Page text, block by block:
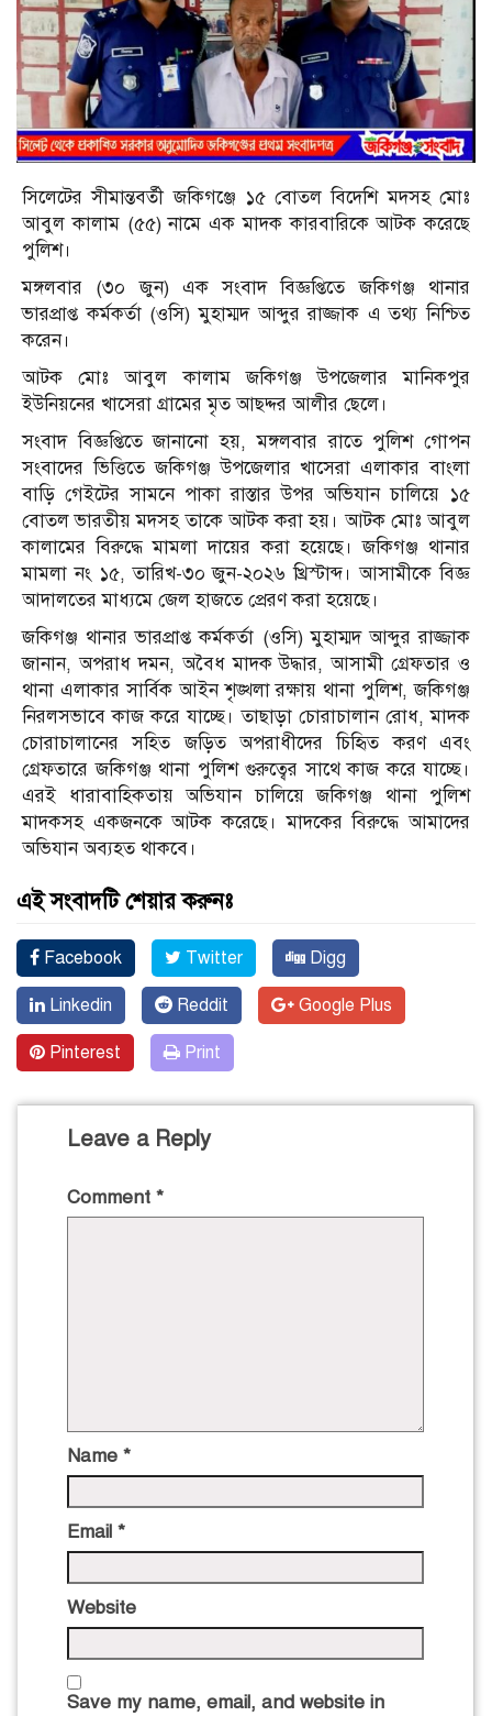
সিলেটের সীমান্তবর্তী জকিগঞ্জে ১৫ বোতল বিদেশি মদসহ মোঃ
আবুল কালাম (৫৫) নামে এক মাদক কারবারিকে আটক করেছে
পুলিশ।
মঙ্গলবার (৩০ জুন) এক সংবাদ বিজ্ঞপ্তিতে জকিগঞ্জ থানার
ভারপ্রাপ্ত কর্মকর্তা (ওসি) মুহাম্মদ আব্দুর রাজ্জাক এ তথ্য নিশ্চিত
করেন।
আটক মোঃ আবুল কালাম জকিগঞ্জ উপজেলার মানিকপুর
ইউনিয়নের খাসেরা গ্রামের মৃত আছদ্দর আলীর ছেলে।
সংবাদ বিজ্ঞপ্তিতে জানানো হয়, মঙ্গলবার রাতে পুলিশ গোপন
সংবাদের ভিত্তিতে জকিগঞ্জ উপজেলার খাসেরা এলাকার বাংলা
বাড়ি গেইটের সামনে পাকা রাস্তার উপর অভিযান চালিয়ে ১৫
বোতল ভারতীয় মদসহ তাকে আটক করা হয়। আটক মোঃ আবুল
কালামের বিরুদ্ধে মামলা দায়ের করা হয়েছে। জকিগঞ্জ থানার
মামলা নং ১৫, তারিখ-৩০ জুন-২০২৬ খ্রিস্টাব্দ। আসামীকে বিজ্ঞ
আদালতের মাধ্যমে জেল হাজতে প্রেরণ করা হয়েছে।
জকিগঞ্জ থানার ভারপ্রাপ্ত কর্মকর্তা (ওসি) মুহাম্মদ আব্দুর রাজ্জাক
জানান, অপরাধ দমন, অবৈধ মাদক উদ্ধার, আসামী গ্রেফতার ও
থানা এলাকার সার্বিক আইন শৃঙ্খলা রক্ষায় থানা পুলিশ, জকিগঞ্জ
নিরলসভাবে কাজ করে যাচ্ছে। তাছাড়া চোরাচালান রোধ, মাদক
চোরাচালানের সহিত জড়িত অপরাধীদের চিহিৃত করণ এবং
গ্রেফতারে জকিগঞ্জ থানা পুলিশ গুরুত্বের সাথে কাজ করে যাচ্ছে।
এরই ধারাবাহিকতায় অভিযান চালিয়ে জকিগঞ্জ থানা পুলিশ
মাদকসহ একজনকে আটক করেছে। মাদকের বিরুদ্ধে আমাদের
অভিযান অব্যহত থাকবে।
এই সংবাদটি শেয়ার করুনঃ
Facebook Twitter Digg
Linkedin Reddit Google Plus
Pinterest Print
Leave a Reply
Comment *
Name *
Email *
Website
Save my name, email, and website in